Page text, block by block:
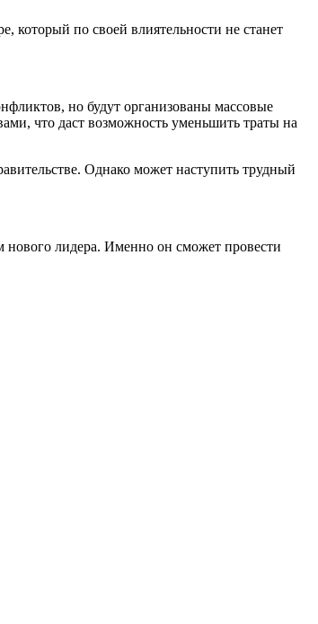
который по своей влиятельности не станет
но будут организованы массовые
что даст возможность уменьшить траты на
Однако может наступить трудный
нового лидера. Именно он сможет провести